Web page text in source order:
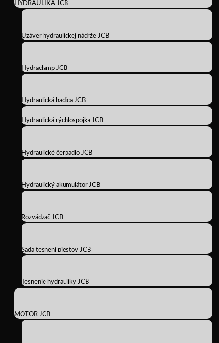
HYDRAULIKA JCB
Uzáver hydraulickej nádrže JCB
Hydraclamp JCB
Hydraulická hadica JCB
Hydraulická rýchlospojka JCB
Hydraulické čerpadlo JCB
Hydraulický akumulátor JCB
Rozvádzač JCB
Sada tesnení piestov JCB
Tesnenie hydrauliky JCB
MOTOR JCB